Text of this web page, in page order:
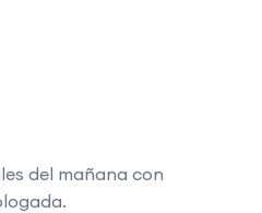
del mañana con